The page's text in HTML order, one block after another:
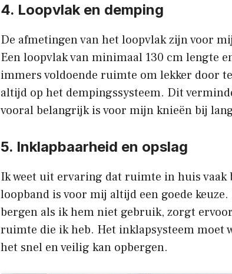
4. Loopvlak en demping
De afmetingen van het loopvlak zijn voor
Een loopvlak van minimaal 130 cm lengte
immers voldoende ruimte om lekker door
altijd op het dempingssysteem. Dit
vooral belangrijk is voor mijn knieën bij
5. Inklapbaarheid en opslag
Ik weet uit ervaring dat ruimte in huis vaak
loopband is voor mij altijd een goede
bergen als ik hem niet gebruik, zorgt
ruimte die ik heb. Het inklapsysteem moet
het snel en veilig kan opbergen.